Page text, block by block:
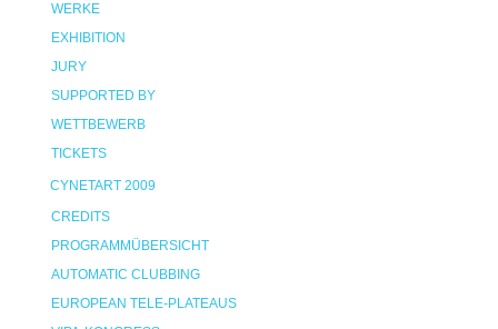
WERKE
EXHIBITION
JURY
SUPPORTED BY
WETTBEWERB
TICKETS
CYNETART 2009
CREDITS
PROGRAMMÜBERSICHT
AUTOMATIC CLUBBING
EUROPEAN TELE-PLATEAUS